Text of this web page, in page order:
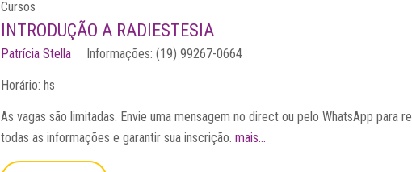
Cursos
INTRODUÇÃO A RADIESTESIA
Patrícia Stella Informações: (19) 99267-0664
Horário: hs
As vagas são limitadas. Envie uma mensagem no direct ou pelo WhatsApp para
todas as informações e garantir sua inscrição. mais...